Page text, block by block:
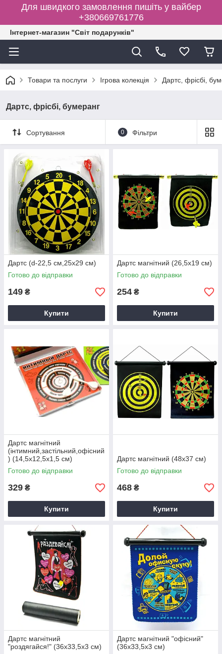
Для швидкого замовлення пишіть у вайбер
+380669761776
Інтернет-магазин "Світ подарунків"
Товари та послуги Ігрова колекція Дартс, фрісбі,
Дартс, фрісбі, бумеранг
Сортування 0 Фільтри
Дартс (d-22,5 см,25х29 см)
Готово до відправки
149 ₴
Купити
Дартс магнітний (26,5х19 см)
Готово до відправки
254 ₴
Купити
Дартс магнітний
(інтимний,застільний,офісний
) (14,5х12,5х1,5 см)
Готово до відправки
329 ₴
Купити
Дартс магнітний (48х37 см)
Готово до відправки
468 ₴
Купити
Дартс магнітний
"роздягайся!" (36х33,5х3 см)
Дартс магнітний "офісний"
(36х33,5х3 см)